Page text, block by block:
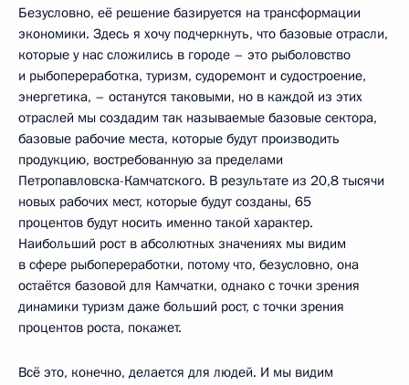
Безусловно, её решение базируется на трансформации
экономики. Здесь я хочу подчеркнуть, что базовые отрасли,
которые у нас сложились в городе – это рыболовство
и рыбопереработка, туризм, судоремонт и судостроение,
энергетика, – останутся таковыми, но в каждой из этих
отраслей мы создадим так называемые базовые сектора,
базовые рабочие места, которые будут производить
продукцию, востребованную за пределами
Петропавловска-Камчатского. В результате из 20,8 тысячи
новых рабочих мест, которые будут созданы, 65
процентов будут носить именно такой характер.
Наибольший рост в абсолютных значениях мы видим
в сфере рыбопереработки, потому что, безусловно, она
остаётся базовой для Камчатки, однако с точки зрения
динамики туризм даже больший рост, с точки зрения
процентов роста, покажет.
Всё это, конечно, делается для людей. И мы видим